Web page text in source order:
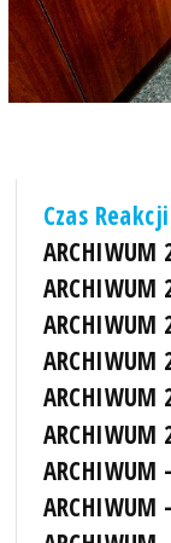
Czas
ARCHIWUM
ARCHIWUM
ARCHIWUM
ARCHIWUM
ARCHIWUM
ARCHIWUM
ARCHIWUM
ARCHIWUM